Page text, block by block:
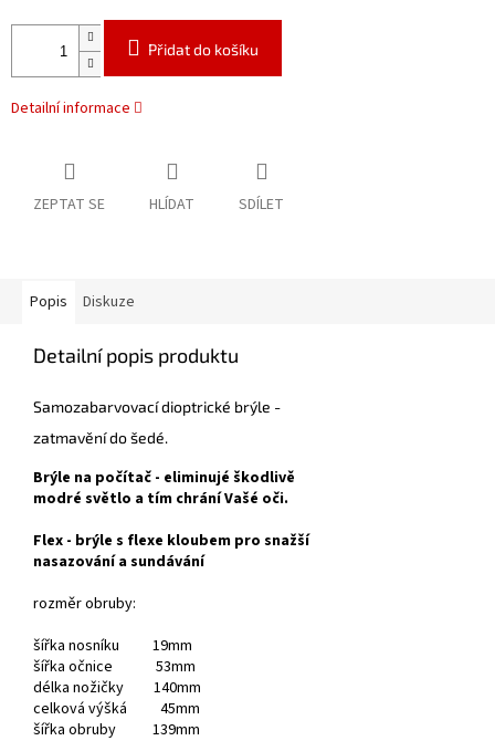
Přidat do košíku
Detailní informace
ZEPTAT SE HLÍDAT SDÍLET
Popis Diskuze
Detailní popis produktu
Samozabarvovací dioptrické brýle -
zatmavění do šedé.
Brýle na počítač - eliminujé škodlivě
modré světlo a tím chrání Vašé oči.
Flex - brýle s flexe kloubem pro snažší
nasazování a sundávání
rozměr obruby:
šířka nosníku 19mm
šířka očnice 53mm
délka nožičky 140mm
celková výšká 45mm
šířka obruby 139mm